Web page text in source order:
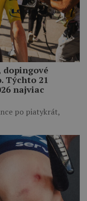
dopingové
Týchto 21
najviac
po piatykrát,